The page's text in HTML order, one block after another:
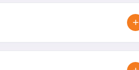
+